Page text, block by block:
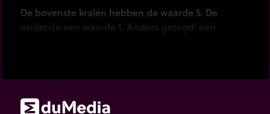
De bovenste kralen hebben de waarde 5. De
onderste een waarde 1. Anders gezegd: een
Een onderste kraal op de tweede pen van rechts
heeft de waarde van 1 tiental = 10.